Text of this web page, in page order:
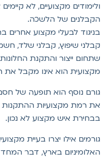
מקצועיים, לא קיימים
של הלשכה.
לבעלי מקצוע אחרים
שיפוץ, קבלני שלד,
ייצור והתקנת החלונות
הוא אינו מקבל את
נוסף הוא תופעה של חסם
רמת מקצועיות ההתקנות
איש מקצוע לא נכון.
אילו יצרו בעיית
בארץ, דבר